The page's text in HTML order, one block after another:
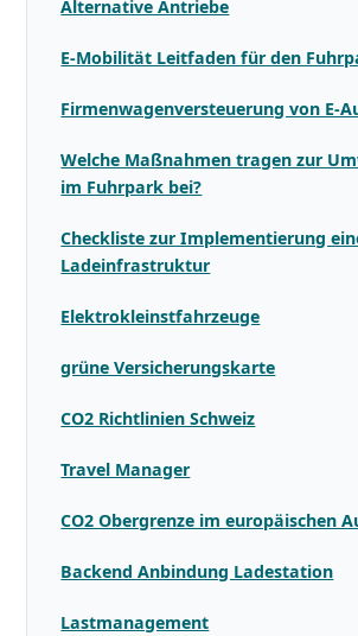
Alternative Antriebe
E-Mobilität Leitfaden für den
Firmenwagenversteuerung von E-
Welche Maßnahmen tragen zur
im Fuhrpark bei?
Checkliste zur Implementierung
Ladeinfrastruktur
Elektrokleinstfahrzeuge
grüne Versicherungskarte
CO2 Richtlinien Schweiz
Travel Manager
CO2 Obergrenze im europäischen
Backend Anbindung Ladestation
Lastmanagement